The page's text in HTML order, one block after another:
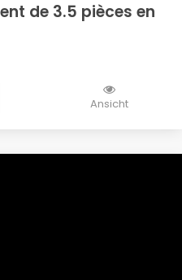
de 3.5 pièces en
Ansicht